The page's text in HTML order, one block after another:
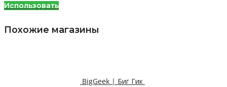
Использовать
Похожие магазины
BigGeek | Биг Гик